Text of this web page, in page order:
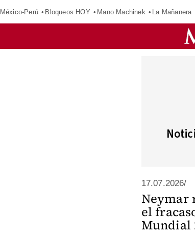
México-Perú Bloqueos HOY Mano Machinek La Mañanera
17.07.2026/
Neymar
el
Mundial